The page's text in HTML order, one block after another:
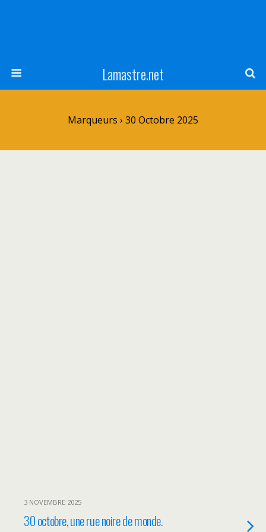
Lamastre.net
Marqueurs › 30 Octobre 2025
3 NOVEMBRE 2025
30 octobre, une rue noire de monde.